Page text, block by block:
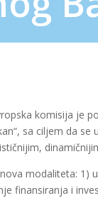
komisija je
sa ciljem da
modaliteta: 1)
finansiranja i